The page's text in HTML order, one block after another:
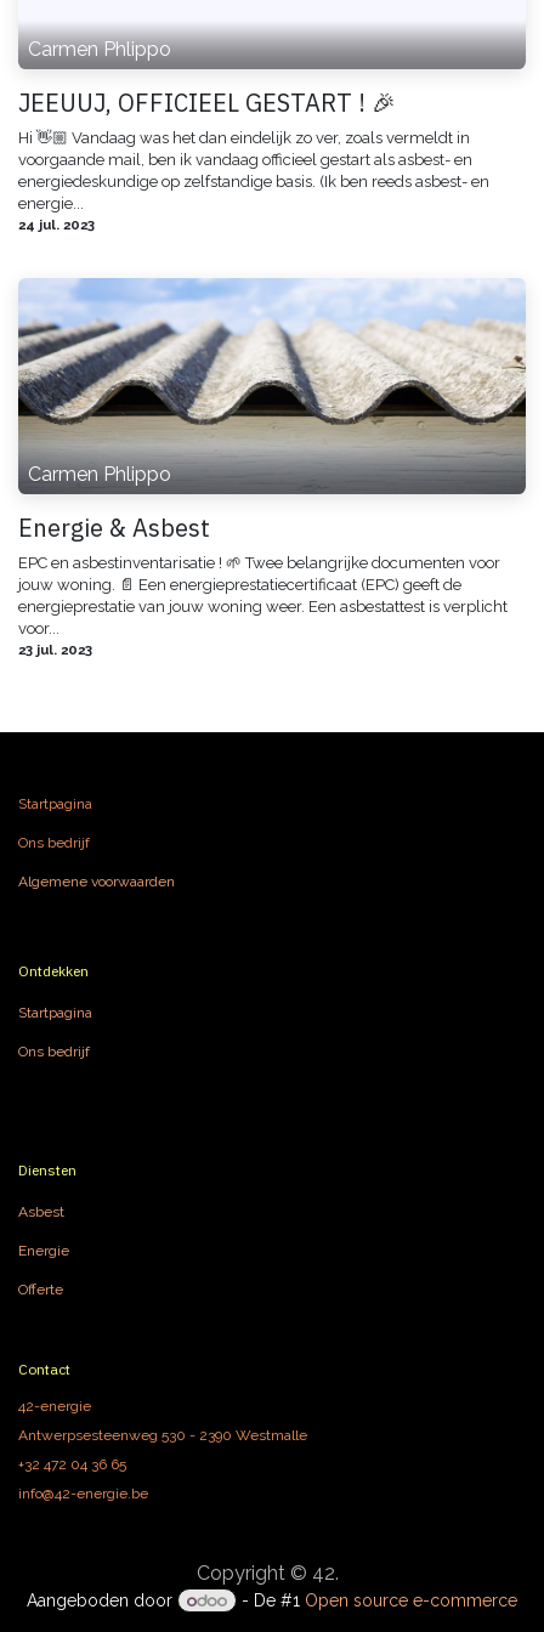
Carmen Phlippo
JEEUUJ, OFFICIEEL GESTART ! 🎉
Hi 👋🏼 Vandaag was het dan eindelijk zo ver, zoals vermeldt in
voorgaande mail, ben ik vandaag officieel gestart als asbest- en
energiedeskundige op zelfstandige basis. (Ik ben reeds asbest- en
energie...
24 jul. 2023
Carmen Phlippo
Energie & Asbest
EPC en asbestinventarisatie ! 🌱 Twee belangrijke documenten voor
jouw woning. 📄 Een energieprestatiecertificaat (EPC) geeft de
energieprestatie van jouw woning weer. Een asbestattest is verplicht
voor...
23 jul. 2023
Startpagina
Ons bedrijf
Algemene voorwaarden
Ontdekken
Startpagina
Ons bedrijf
Diensten
Asbest
Energie
Offerte
Contact
42-energie
Antwerpsesteenweg 530 - 2390 Westmalle
+32 472 04 36 65
info@42-energie.be
Copyright © 42.
Aangeboden door - De #1 Open source e-commerce